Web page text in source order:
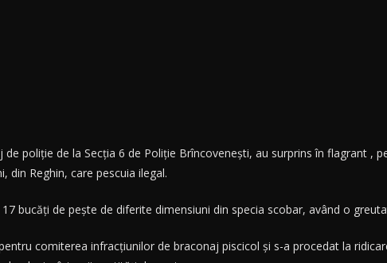
poliţie de la Secția 6 de Poliție Brîncovenești, au surprins în flagrant ,
din Reghin, care pescuia ilegal.
bucăți de pește de diferite dimensiuni din specia scobar, având o
comiterea infracţiunilor de braconaj piscicol şi s-a procedat la